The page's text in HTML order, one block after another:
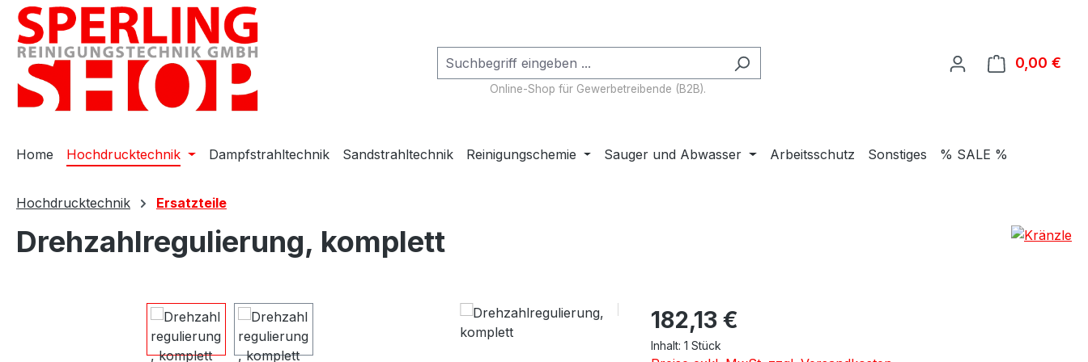
Hauptinhalt springen
Zur Suche springen
Zur Hauptnavigation springen
Online-Shop für Gewerbetreibende (B2B).
0,00 €
Home Hochdrucktechnik Dampfstrahltechnik Sandstrahltechnik Reinigungschemie Sauger und Abwasser Arbeitsschutz Sonstiges % SALE %
Hochdrucktechnik Ersatzteile
Drehzahlregulierung, komplett
Bildergalerie überspringen Regulärer Preis:
182,13 €
Inhalt: 1 Stück